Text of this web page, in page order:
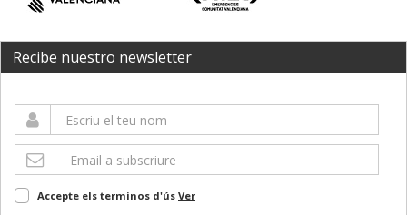
Recibe nuestro newsletter
Accepte els terminos d'ús Ver